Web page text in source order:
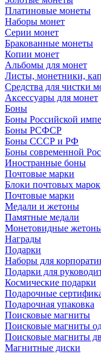
Платиновые монеты
Наборы монет
Серии монет
Бракованные монеты
Копии монет
Альбомы для монет
Листы, монетники,
Средства для чистки
Аксессуары для монет
Боны
Боны Российской
Боны РСФСР
Боны СССР и РФ
Боны современной
Иностранные боны
Почтовые марки
Блоки почтовых марок
Почтовые марки
Медали и жетоны
Памятные медали
Монетовидные
Награды
Подарки
Наборы для
Подарки для
Космические подарки
Подарочные
Подарочная упаковка
Поисковые магниты
Поисковые магниты
Поисковые магниты
Магнитные диски